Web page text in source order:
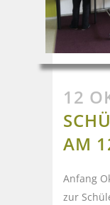
12
AM
Anfang
zur